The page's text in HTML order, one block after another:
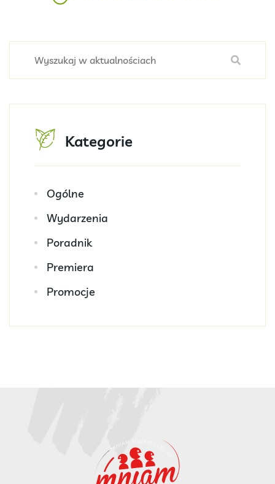
Kategorie
Ogólne
Wydarzenia
Poradnik
Premiera
Promocje